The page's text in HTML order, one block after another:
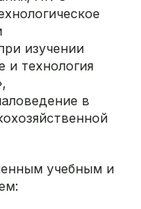
изучении
и технология
в
учебным и